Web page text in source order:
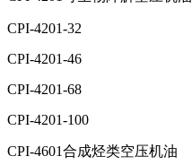
CPI-4201-32
CPI-4201-46
CPI-4201-68
CPI-4201-100
CPI-4601合成烃类空压机油